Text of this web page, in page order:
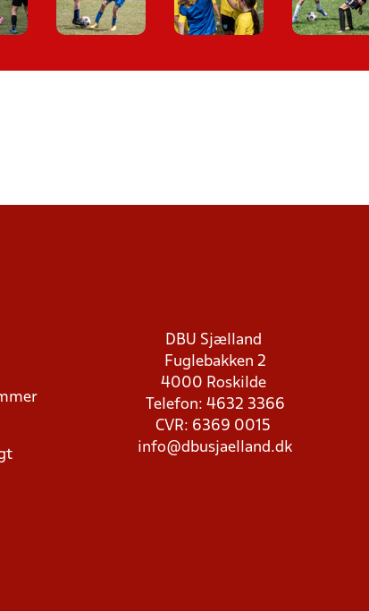
DBU Sjælland
Fuglebakken 2
4000 Roskilde
Telefon: 4632 3366
CVR: 6369 0015
info@dbusjaelland.dk